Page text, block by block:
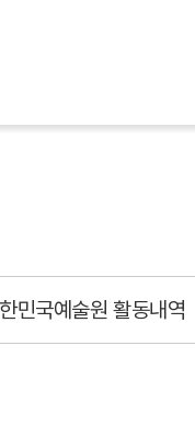
민국예술원 활동내역